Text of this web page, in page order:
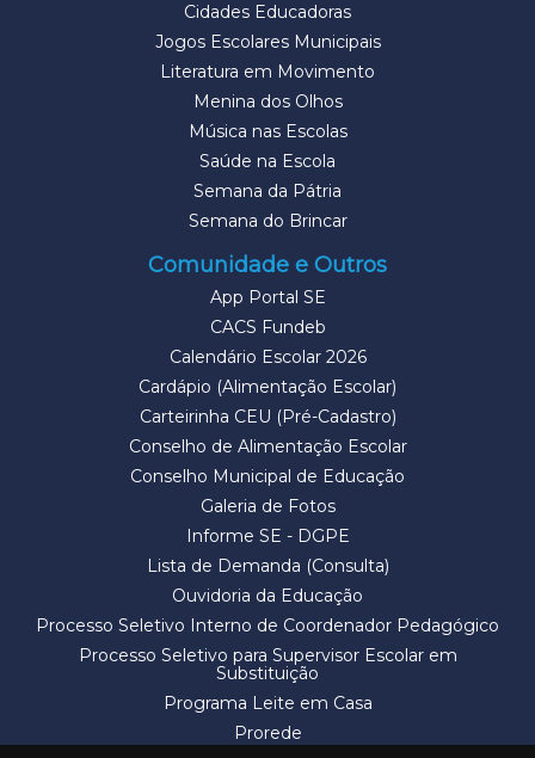
Cidades Educadoras
Jogos Escolares Municipais
Literatura em Movimento
Menina dos Olhos
Música nas Escolas
Saúde na Escola
Semana da Pátria
Semana do Brincar
Comunidade e Outros
App Portal SE
CACS Fundeb
Calendário Escolar 2026
Cardápio (Alimentação Escolar)
Carteirinha CEU (Pré-Cadastro)
Conselho de Alimentação Escolar
Conselho Municipal de Educação
Galeria de Fotos
Informe SE - DGPE
Lista de Demanda (Consulta)
Ouvidoria da Educação
Processo Seletivo Interno de Coordenador Pedagógico
Processo Seletivo para Supervisor Escolar em
Substituição
Programa Leite em Casa
Prorede